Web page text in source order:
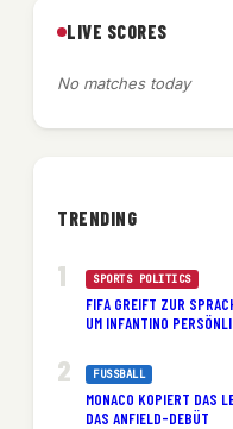
LIVE SCORES
No matches today
TRENDING
SPORTS POLITICS
FIFA GREIFT ZUR
UM INFANTINO
FUSSBALL
MONACO KOPIERT DAS
DAS ANFIELD-DEBÜT